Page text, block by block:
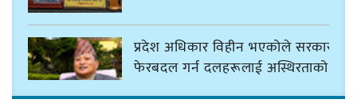
प्रदेश अधिकार विहीन भएकोले सरकार
फेरबदल गर्न दलहरूलाई अस्थिरताको